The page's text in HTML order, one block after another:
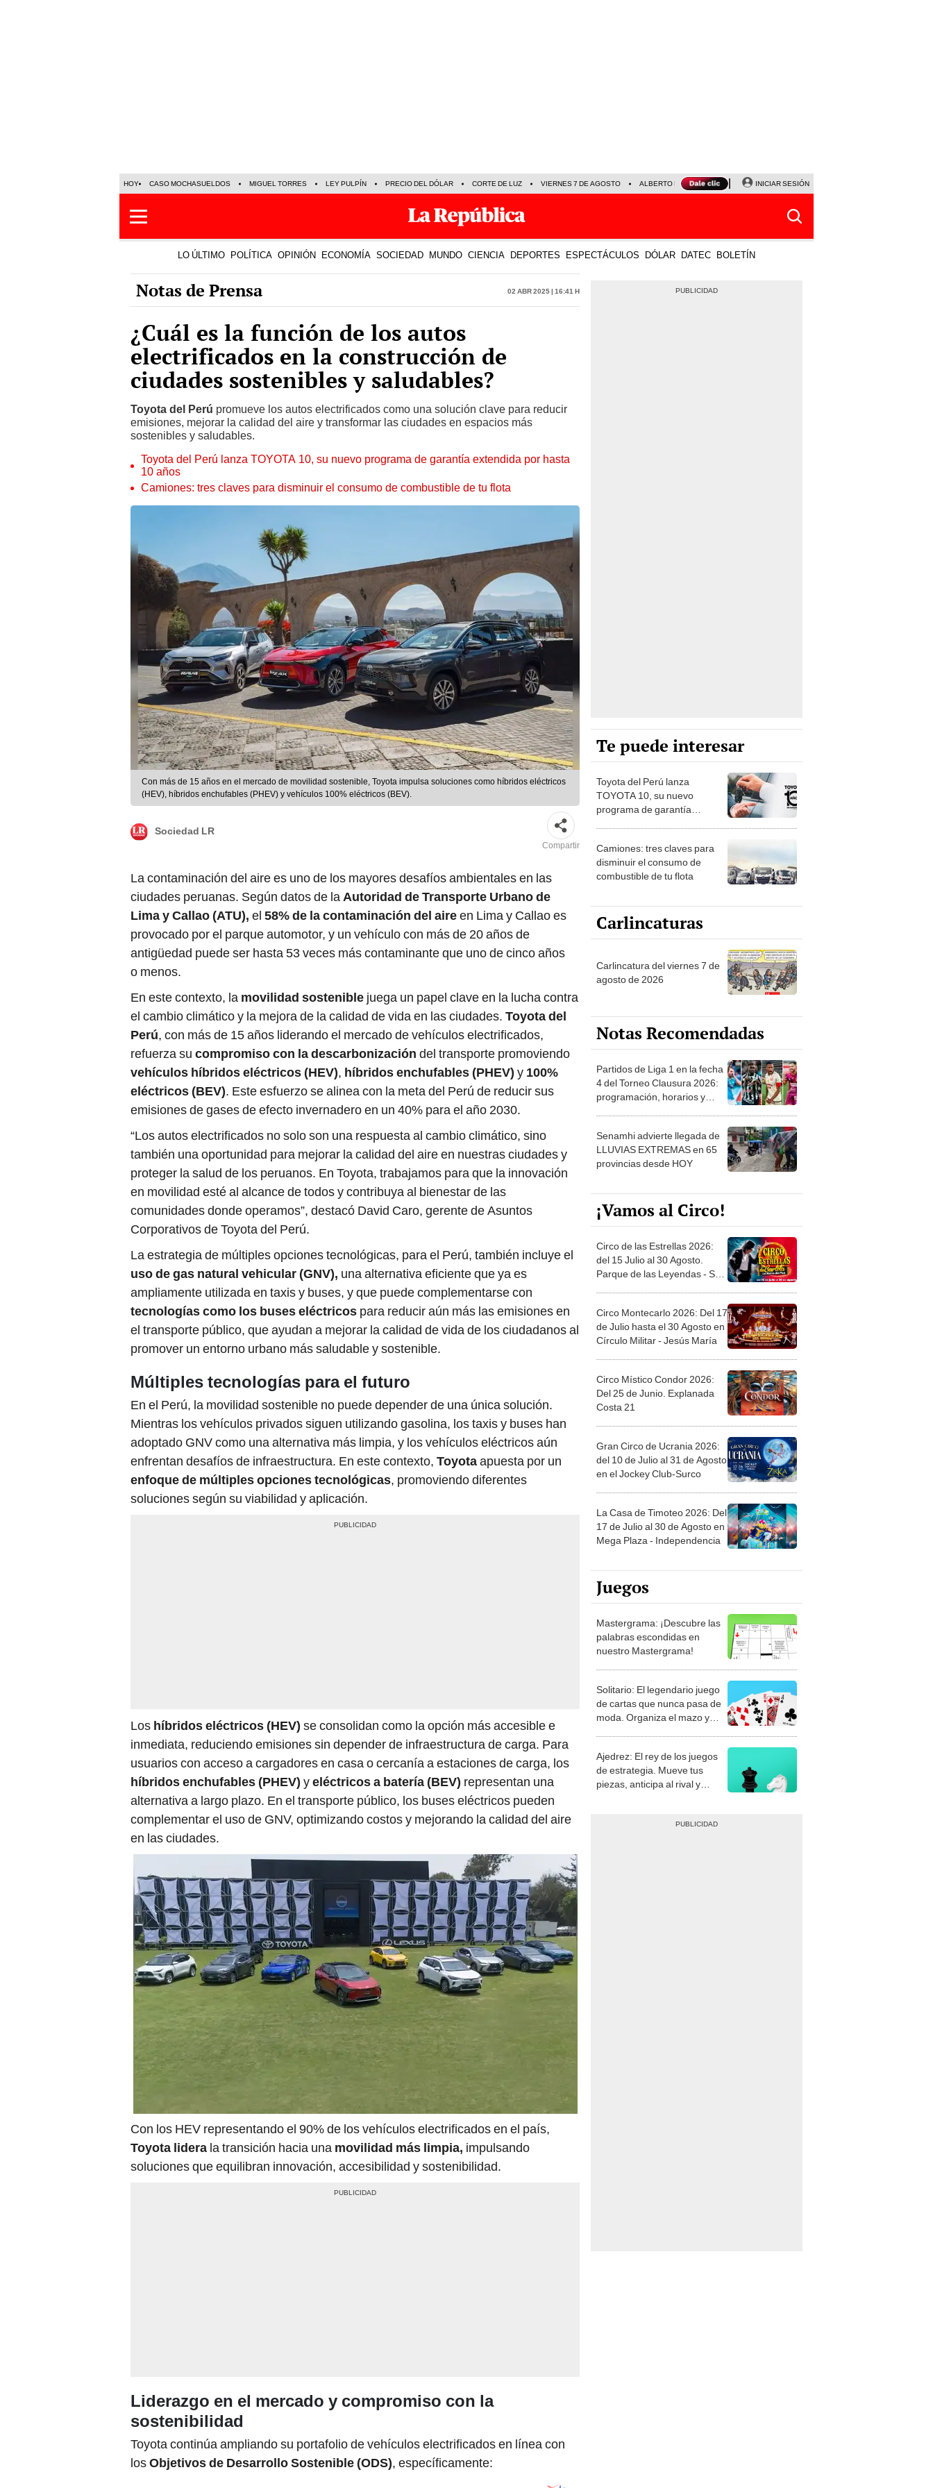
HOY CASO MOCHASUELDOS MIGUEL TORRES LEY PULPÍN PRECIO DEL DÓLAR CORTE DE LUZ VIERNES 7 DE AGOSTO ALBERTO BENAVIDES NALDY SALDAÑA
INICIAR SESIÓN
LO ÚLTIMO POLÍTICA OPINIÓN ECONOMÍA SOCIEDAD MUNDO CIENCIA DEPORTES ESPECTÁCULOS DÓLAR DATEC BOLETÍN
Notas de Prensa 02 Abr 2025 | 16:41 h
¿Cuál es la función de los autos
electrificados en la construcción de
ciudades sostenibles y saludables?
Toyota del Perú promueve los autos electrificados como una solución clave para reducir
emisiones, mejorar la calidad del aire y transformar las ciudades en espacios más
sostenibles y saludables.
Toyota del Perú lanza TOYOTA 10, su nuevo programa de garantía extendida por hasta
10 años
Camiones: tres claves para disminuir el consumo de combustible de tu flota
Con más de 15 años en el mercado de movilidad sostenible, Toyota impulsa soluciones como híbridos eléctricos
(HEV), híbridos enchufables (PHEV) y vehículos 100% eléctricos (BEV).
Sociedad LR
Compartir
La contaminación del aire es uno de los mayores desafíos ambientales en las
ciudades peruanas. Según datos de laAutoridad de Transporte Urbano de
Lima y Callao (ATU), el 58% de la contaminación del aireen Lima y Callao es
provocado por el parque automotor, y un vehículo con más de 20 años de
antigüedad puede ser hasta 53 veces más contaminante que uno de cinco años
o menos.
En este contexto, la movilidad sostenible juega un papel clave en la lucha contra
el cambio climático y la mejora de la calidad de vida en las ciudades. Toyota del
Perú, con más de 15 años liderando el mercado de vehículos electrificados,
refuerza su compromiso con la descarbonización del transporte promoviendo
vehículos híbridos eléctricos (HEV), híbridos enchufables (PHEV) y 100%
eléctricos (BEV). Este esfuerzo se alinea con la meta del Perú de reducir sus
emisiones de gases de efecto invernadero en un 40% para el año 2030.
“Los autos electrificados no solo son una respuesta al cambio climático, sino
también una oportunidad para mejorar la calidad del aire en nuestras ciudades y
proteger la salud de los peruanos. En Toyota, trabajamos para que la innovación
en movilidad esté al alcance de todos y contribuya al bienestar de las
comunidades donde operamos”, destacó David Caro, gerente de Asuntos
Corporativos de Toyota del Perú.
La estrategia de múltiples opciones tecnológicas, para el Perú, también incluye el
uso de gas natural vehicular (GNV), una alternativa eficiente que ya es
ampliamente utilizada en taxis y buses, y que puede complementarse con
tecnologías como los buses eléctricos para reducir aún más las emisiones en
el transporte público, que ayudan a mejorar la calidad de vida de los ciudadanos al
promover un entorno urbano más saludable y sostenible.
Múltiples tecnologías para el futuro
En el Perú, la movilidad sostenible no puede depender de una única solución.
Mientras los vehículos privados siguen utilizando gasolina, los taxis y buses han
adoptado GNV como una alternativa más limpia, y los vehículos eléctricos aún
enfrentan desafíos de infraestructura. En este contexto, Toyotaapuesta por un
enfoque de múltiples opciones tecnológicas, promoviendo diferentes
soluciones según su viabilidad y aplicación.
Los híbridos eléctricos (HEV) se consolidan como la opción más accesible e
inmediata, reduciendo emisiones sin depender de infraestructura de carga. Para
usuarios con acceso a cargadores en casa o cercanía a estaciones de carga, los
híbridos enchufables (PHEV) yeléctricos a batería (BEV) representan una
alternativa a largo plazo. En el transporte público, los buses eléctricos pueden
complementar el uso de GNV, optimizando costos y mejorando la calidad del aire
en las ciudades.
Con los HEV representando el 90% de los vehículos electrificados en el país,
Toyota lidera la transición hacia una movilidad más limpia, impulsando
soluciones que equilibran innovación, accesibilidad y sostenibilidad.
Liderazgo en el mercado y compromiso con la
sostenibilidad
Toyota continúa ampliando su portafolio de vehículos electrificados en línea con
losObjetivos de Desarrollo Sostenible (ODS), específicamente:
Te puede interesar
Toyota del Perú lanza
TOYOTA 10, su nuevo
programa de garantía
Camiones: tres claves para
disminuir el consumo de
combustible de tu flota
Carlincaturas
Carlincatura del viernes 7 de
agosto de 2026
Notas Recomendadas
Partidos de Liga 1 en la fecha
4 del Torneo Clausura 2026:
programación, horarios y
Senamhi advierte llegada de
LLUVIAS EXTREMAS en 65
provincias desde HOY
¡Vamos al Circo!
Circo de las Estrellas 2026:
del 15 Julio al 30 Agosto.
Parque de las Leyendas - San
Circo Montecarlo 2026: Del 17
de Julio hasta el 30 Agosto en
Círculo Militar - Jesús María
Circo Místico Condor 2026:
Del 25 de Junio. Explanada
Costa 21
Gran Circo de Ucrania 2026:
del 10 de Julio al 31 de Agosto
en el Jockey Club-Surco
La Casa de Timoteo 2026: Del
17 de Julio al 30 de Agosto en
Mega Plaza - Independencia
Juegos
Mastergrama: ¡Descubre las
palabras escondidas en
nuestro Mastergrama!
Solitario: El legendario juego
de cartas que nunca pasa de
moda. Organiza el mazo y
Ajedrez: El rey de los juegos
de estrategia. Mueve tus
piezas, anticipa al rival y